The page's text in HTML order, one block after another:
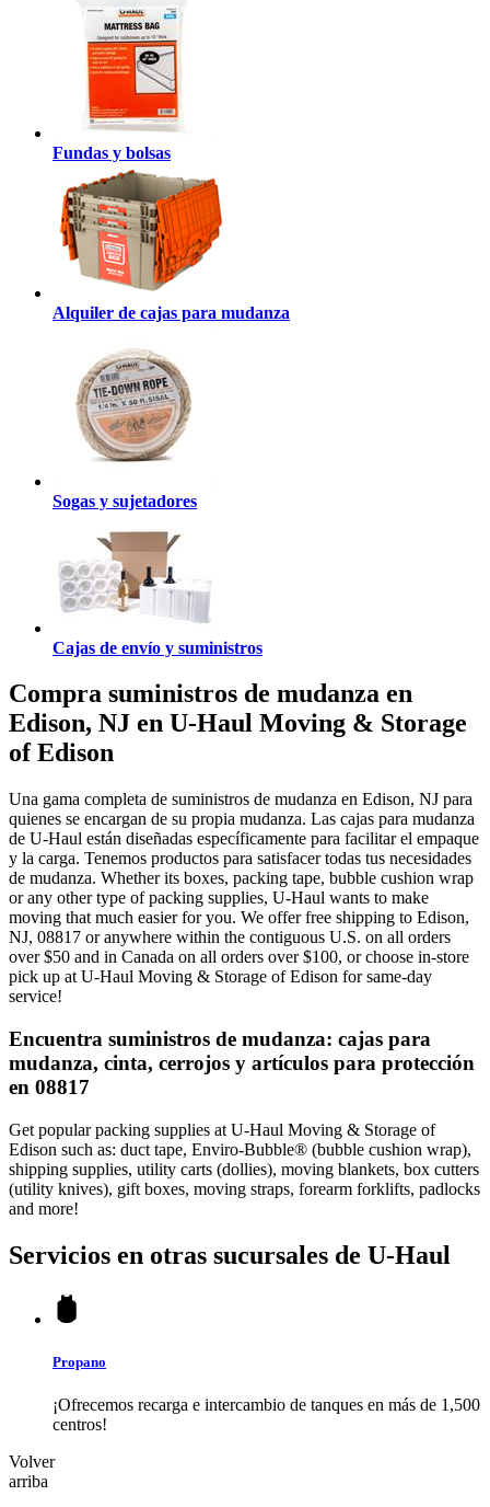
Fundas y bolsas
Alquiler de cajas para mudanza
Sogas y sujetadores
Cajas de envío y suministros
Compra suministros de mudanza en
Edison, NJ en U-Haul Moving & Storage
of Edison
Una gama completa de suministros de mudanza en Edison, NJ para
quienes se encargan de su propia mudanza. Las cajas para mudanza
de U-Haul están diseñadas específicamente para facilitar el empaque
y la carga. Tenemos productos para satisfacer todas tus necesidades
de mudanza. Whether its boxes, packing tape, bubble cushion wrap
or any other type of packing supplies, U-Haul wants to make
moving that much easier for you. We offer free shipping to Edison,
NJ, 08817 or anywhere within the contiguous U.S. on all orders
over $50 and in Canada on all orders over $100, or choose in-store
pick up at U-Haul Moving & Storage of Edison for same-day
service!
Encuentra suministros de mudanza: cajas para
mudanza, cinta, cerrojos y artículos para protección
en 08817
Get popular packing supplies at U-Haul Moving & Storage of
Edison such as: duct tape, Enviro-Bubble® (bubble cushion wrap),
shipping supplies, utility carts (dollies), moving blankets, box cutters
(utility knives), gift boxes, moving straps, forearm forklifts, padlocks
and more!
Servicios en otras sucursales de U-Haul
Propano
¡Ofrecemos recarga e intercambio de tanques en más de 1,500
centros!
Volver
arriba